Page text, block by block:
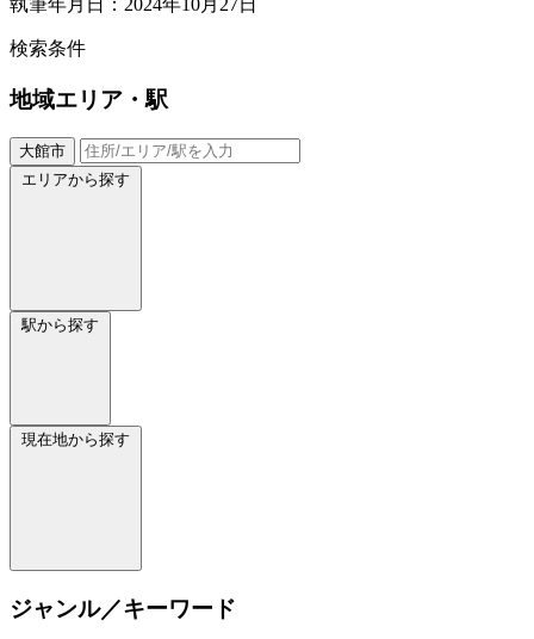
検索条件
地域エリア・駅
大館市
エリアから探す
駅から探す
現在地から探す
ジャンル／キーワード